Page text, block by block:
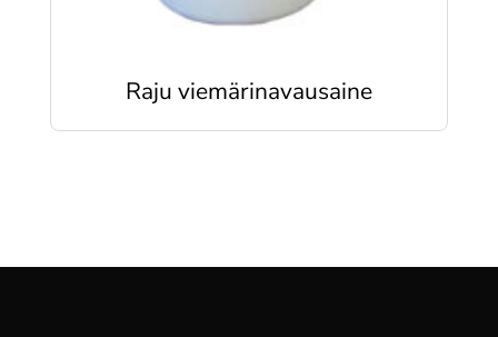
Raju viemärinavausaine